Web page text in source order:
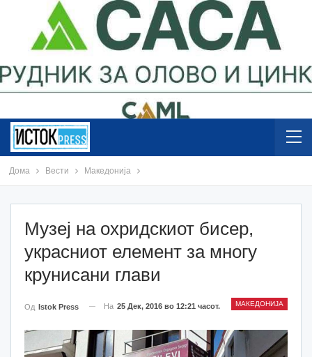
Дома Вести Македонија
Музеј на охридскиот бисер,
украсниот елемент за многу
крунисани глави
МАКЕДОНИЈА
Од Istok Press На 25 Дек, 2016 во 12:21 часот.